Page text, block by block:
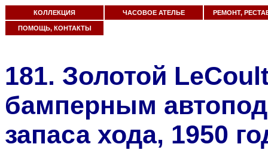
КОЛЛЕКЦИЯ ЧАСОВОЕ АТЕЛЬЕ РЕМОНТ,
ПОМОЩЬ, КОНТАКТЫ
181. Золотой
бамперным
запаса хода, 1950